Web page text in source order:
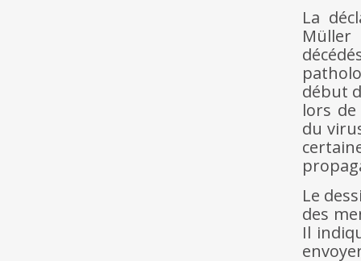
La
début
lors
du
Le
des
Il